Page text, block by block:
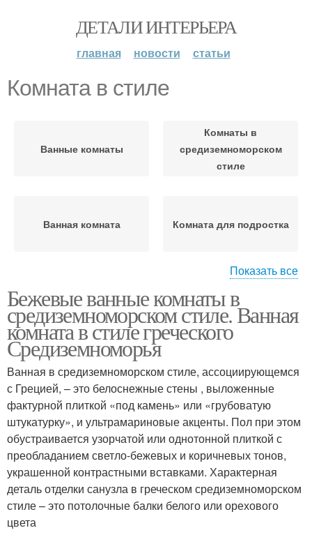
ДЕТАЛИ ИНТЕРЬЕРА
главная новости статьи
Комната в стиле
Ванные комнаты
Комнаты в
средиземноморском
стиле
Ванная комната Комната для подростка
Стиль для комнаты
комнате
Полки для ванной
комнаты
Комнаты с
кронштейнами
Сантехники в ванной
комнате
Хранения в ванной
комнате
Показать все
Бежевые ванные комнаты в
средиземноморском стиле. Ванная
комната в стиле греческого
Средиземноморья
Ванная в средиземноморском стиле, ассоциирующемся
с Грецией, – это белоснежные стены , выложенные
фактурной плиткой «под камень» или «грубоватую
штукатурку», и ультрамариновые акценты. Пол при этом
обустраивается узорчатой или однотонной плиткой с
преобладанием светло-бежевых и коричневых тонов,
украшенной контрастными вставками. Характерная
деталь отделки санузла в греческом средиземноморском
стиле – это потолочные балки белого или орехового
цвета